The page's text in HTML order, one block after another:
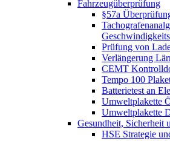
Fahrzeugüberprüfung
§57a
Prüfung von
Verlängerung
CEMT
Tempo 100
Batterietest an
Umweltplakette
Umweltplakette
Gesundheit, Sicherheit
HSE Strategie